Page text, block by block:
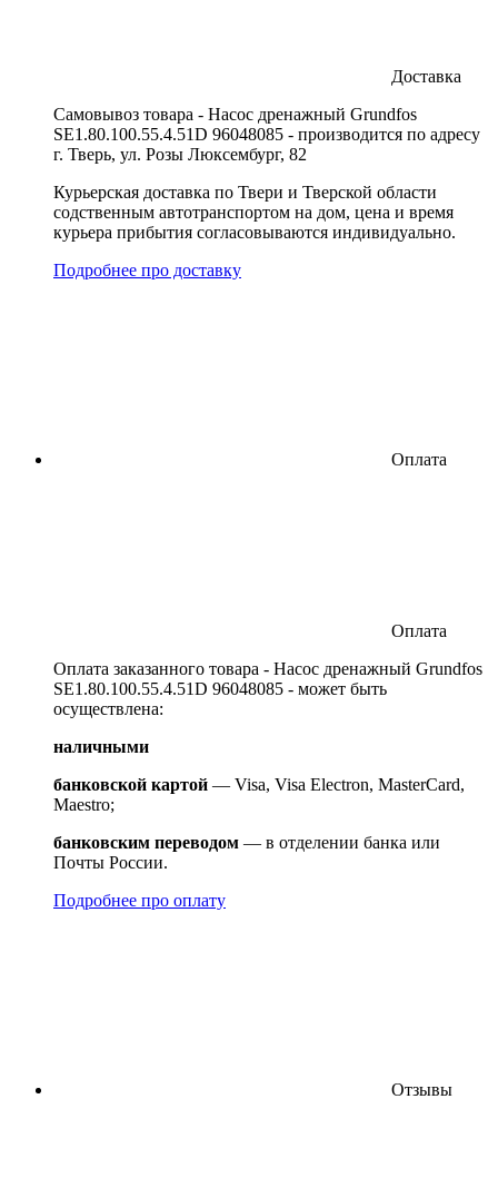
Доставка
Cамовывоз товара - Насос дренажный Grundfos
SE1.80.100.55.4.51D 96048085 - производится по адресу
г. Тверь, ул. Розы Люксембург, 82
Курьерская доставка по Твери и Тверской области
содственным автотранспортом на дом, цена и время
курьера прибытия согласовываются индивидуально.
Подробнее про доставку
Оплата
Оплата
Оплата заказанного товара - Насос дренажный Grundfos
SE1.80.100.55.4.51D 96048085 - может быть
осуществлена:
наличными
банковской картой — Visa, Visa Electron, MasterCard,
Maestro;
банковским переводом — в отделении банка или
Почты России.
Подробнее про оплату
Отзывы